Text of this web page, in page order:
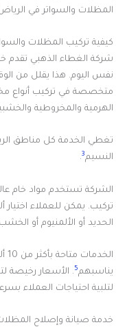
المظلات والسواتر في
كيفية تركيب المظلات
شركة الغطاء الذهبي تقدم
نفس اليوم. هذا يقلل من
متخصصة في تركيب أنواع
الهرمية والمخروطية
تغطي الخدمة كل مناطق
النسيم3
.
الشركة تستخدم مواد خام
تركيب. يمكن للعملاء اختيار
الحديد أو الألمنيوم أو
يناسبهم5. الأسعار رخيصة
لتلبية احتياجات العملاء
خدمة صيانة وإصلاح